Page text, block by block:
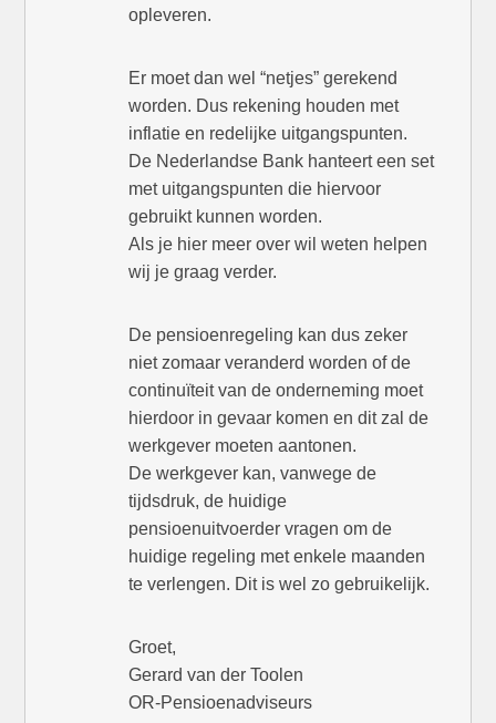
opleveren.
Er moet dan wel “netjes” gerekend
worden. Dus rekening houden met
inflatie en redelijke uitgangspunten.
De Nederlandse Bank hanteert een set
met uitgangspunten die hiervoor
gebruikt kunnen worden.
Als je hier meer over wil weten helpen
wij je graag verder.
De pensioenregeling kan dus zeker
niet zomaar veranderd worden of de
continuïteit van de onderneming moet
hierdoor in gevaar komen en dit zal de
werkgever moeten aantonen.
De werkgever kan, vanwege de
tijdsdruk, de huidige
pensioenuitvoerder vragen om de
huidige regeling met enkele maanden
te verlengen. Dit is wel zo gebruikelijk.
Groet,
Gerard van der Toolen
OR-Pensioenadviseurs